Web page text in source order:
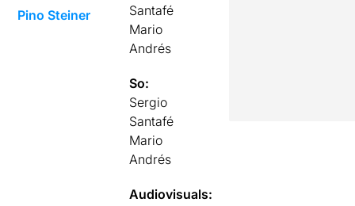
Pino Steiner
Santafé
Mario
Andrés
So:
Sergio
Santafé
Mario
Andrés
Audiovisuals: